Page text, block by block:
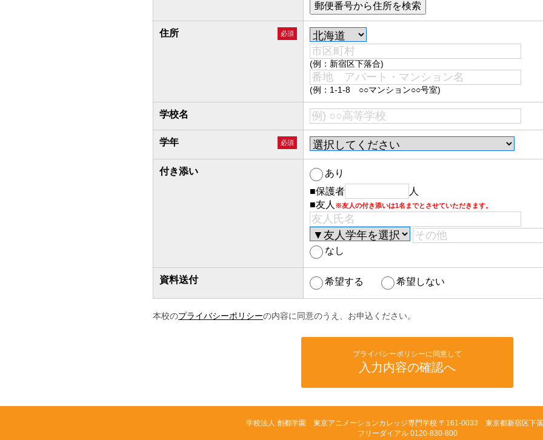
住所 必須
(例：新宿区下落合)
(例：1-1-8 ○○マンション○○号室)
学校名
学年 必須
付き添い
あり
■保護者
人
■友人 ※友人の付き添いは1名までとさせていただきます。
なし
資料送付 希望する 希望しない
本校のプライバシーポリシーの内容に同意のうえ、お申込ください。
プライバシーポリシーに同意して
入力内容の確認へ
学校法人 創都学園 東京アニメーションカレッジ専門学校 〒161-0033 東京都新宿区下
フリーダイアル 0120-830-800